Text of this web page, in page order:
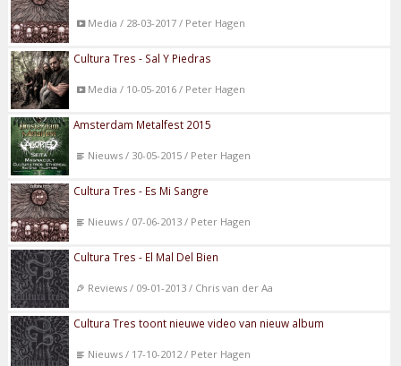
Media / 28-03-2017 / Peter Hagen
Cultura Tres - Sal Y Piedras
Media / 10-05-2016 / Peter Hagen
Amsterdam Metalfest 2015
Nieuws / 30-05-2015 / Peter Hagen
Cultura Tres - Es Mi Sangre
Nieuws / 07-06-2013 / Peter Hagen
Cultura Tres - El Mal Del Bien
Reviews / 09-01-2013 / Chris van der Aa
Cultura Tres toont nieuwe video van nieuw album
Nieuws / 17-10-2012 / Peter Hagen